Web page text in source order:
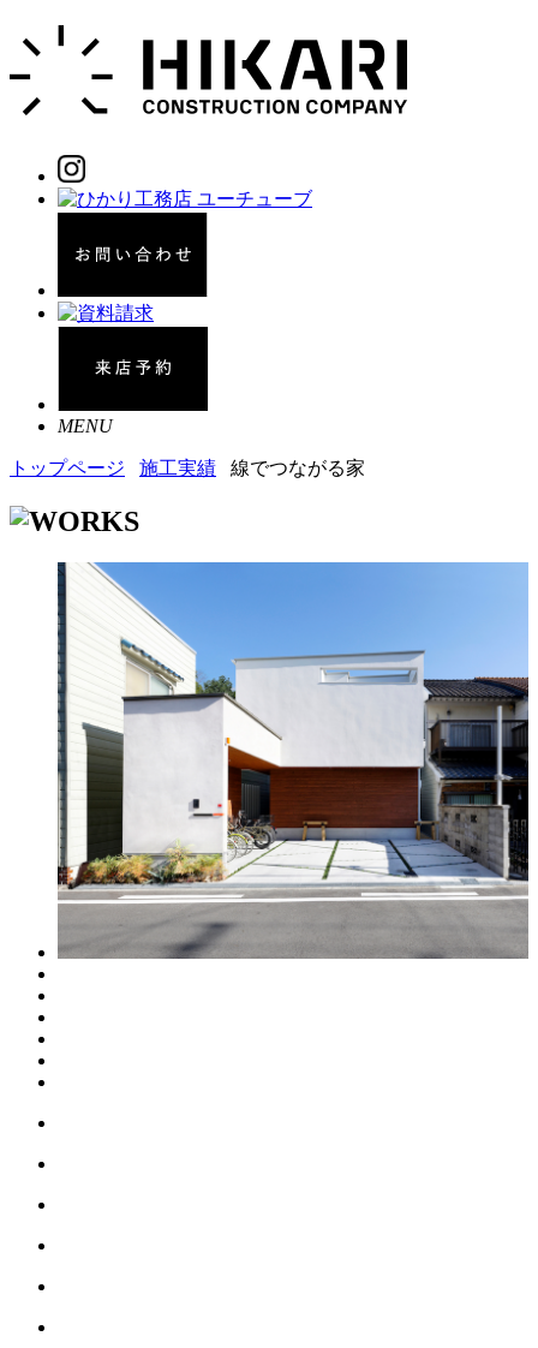
MENU
トップページ 施工実績 線でつながる家